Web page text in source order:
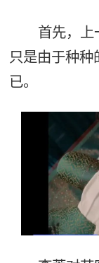
首先，上
只是由于种
已。